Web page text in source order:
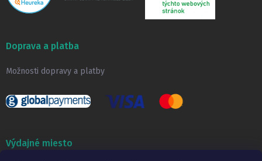
Doprava a platba
Možnosti dopravy a platby
Výdajné miesto